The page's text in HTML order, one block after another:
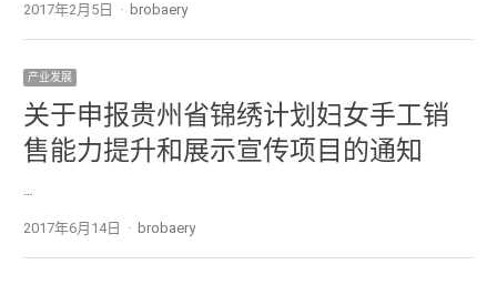
2017年2月5日 Author
brobaery
产业发展
关于申报贵州省锦绣计划妇女手工销
售能力提升和展示宣传项目的通知
…
2017年6月14日 Author
brobaery